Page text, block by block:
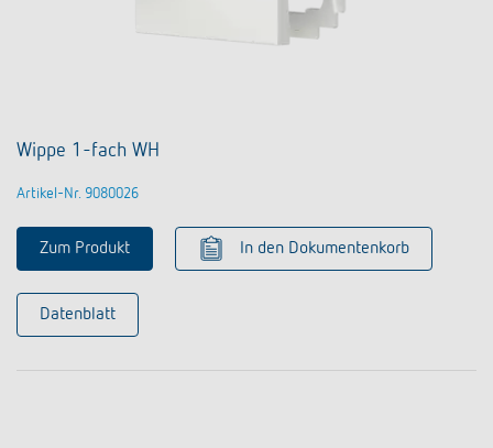
Wippe 1-fach WH
Artikel-Nr. 9080026
Zum Produkt In den Dokumentenkorb
Datenblatt